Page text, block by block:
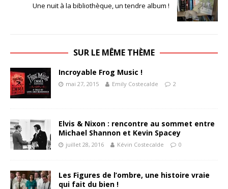
Une nuit à la bibliothèque, un tendre album !
SUR LE MÊME THÈME
Incroyable Frog Music !
mai 27, 2015 Emily Costecalde 2
Elvis & Nixon : rencontre au sommet entre
Michael Shannon et Kevin Spacey
juillet 28, 2016 Kévin Costecalde 0
Les Figures de l’ombre, une histoire vraie
qui fait du bien !